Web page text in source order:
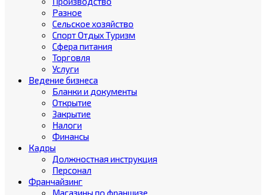
Разное
Сельское хозяйство
Спорт Отдых Туризм
Сфера питания
Торговля
Услуги
Ведение бизнеса
Бланки и документы
Открытие
Закрытие
Налоги
Финансы
Кадры
Должностная инструкция
Персонал
Франчайзинг
Магазины по франшизе